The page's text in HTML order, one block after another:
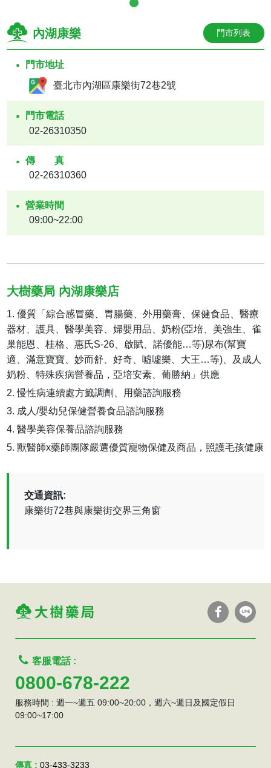
內湖康樂 門市列表
門市地址
臺北市內湖區康樂街72巷2號
門市電話
02-26310350
傳真
02-26310360
營業時間
09:00~22:00
大樹藥局 內湖康樂店
優質「綜合感冒藥、胃腸藥、外用藥膏、保健食品、醫療
器材、護具、醫學美容、婦嬰用品、奶粉(亞培、美強生、雀
巢能恩、桂格、惠氏S-26、啟賦、諾優能…等)尿布(幫寶
適、滿意寶寶、妙而舒、好奇、噓噓樂、大王…等)、及成人
奶粉、特殊疾病營養品，亞培安素、葡勝納」供應
慢性病連續處方籤調劑、用藥諮詢服務
成人/嬰幼兒保健營養食品諮詢服務
醫學美容保養品諮詢服務
獸醫師x藥師團隊嚴選優質寵物保健及商品，照護毛孩健康
交通資訊:
康樂街72巷與康樂街交界三角窗
客服電話 :
0800-678-222
服務時間 : 週一~週五 09:00~20:00，週六~週日及國定假日
09:00~17:00
傳真 : 03-433-3233